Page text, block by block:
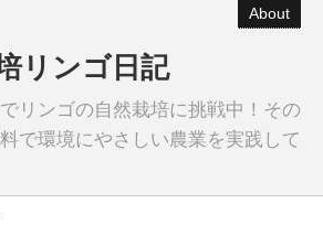
About
リンゴ日記
リンゴの自然栽培に挑戦中！その
で環境にやさしい農業を実践して